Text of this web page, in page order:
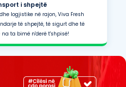
i shpejtë
logjistike në rajon, Viva Fresh
të shpejtë, të sigurt dhe të
na ta bimë n'derë t'shpisë!